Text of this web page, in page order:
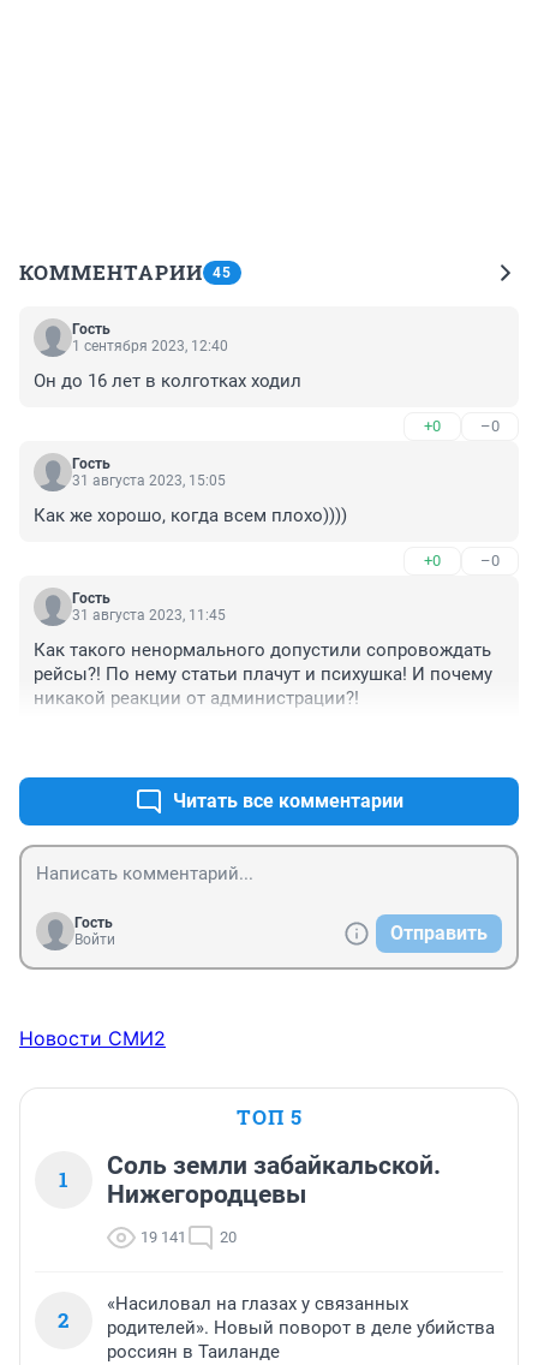
КОММЕНТАРИИ 45
Гость
1 сентября 2023, 12:40
Он до 16 лет в колготках ходил
+0 –0
Гость
31 августа 2023, 15:05
Как же хорошо, когда всем плохо))))
+0 –0
Гость
31 августа 2023, 11:45
Как такого ненормального допустили сопровождать
рейсы?! По нему статьи плачут и психушка! И почему
никакой реакции от администрации?!
Читать все комментарии
Гость
Войти
Отправить
Новости СМИ2
ТОП 5
1
Соль земли забайкальской.
Нижегородцевы
19 141 20
2
«Насиловал на глазах у связанных
родителей». Новый поворот в деле убийства
россиян в Таиланде